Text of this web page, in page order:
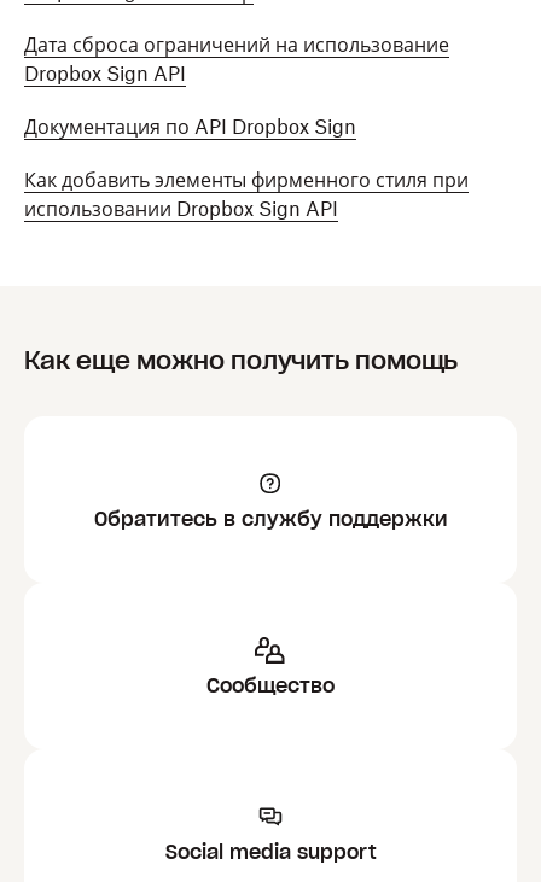
Дата сброса ограничений на использование
Dropbox Sign API
Документация по API Dropbox Sign
Как добавить элементы фирменного стиля при
использовании Dropbox Sign API
Как еще можно получить помощь
Обратитесь в службу поддержки
Сообщество
Social media support